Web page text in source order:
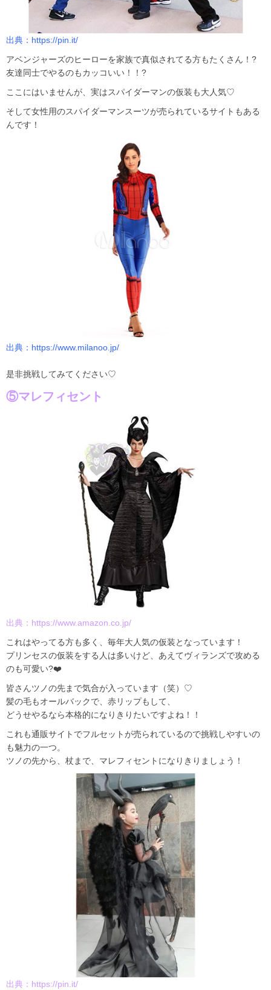
出典： https://pin.it/
アベンジャーズのヒーローを家族で真似されてる方もたくさん！?
友達同士でやるのもカッコいい！！?
ここにはいませんが、実はスパイダーマンの仮装も大人気♡
そして女性用のスパイダーマンスーツが売られているサイトもある
んです！
出典： https://www.milanoo.jp/
是非挑戦してみてください♡
⑤マレフィセント
出典： https://www.amazon.co.jp/
これはやってる方も多く、毎年大人気の仮装となっています！
プリンセスの仮装をする人は多いけど、あえてヴィランズで攻める
のも可愛い?❤️
皆さんツノの先まで気合が入っています（笑）♡
髪の毛もオールバックで、赤リップもして、
どうせやるなら本格的になりきりたいですよね！！
これも通販サイトでフルセットが売られているので挑戦しやすいの
も魅力の一つ。
ツノの先から、杖まで、マレフィセントになりきりましょう！
出典： https://pin.it/